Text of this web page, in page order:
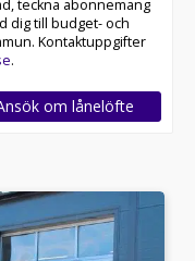
teckna abonnemang
dig till budget- och
Kontaktuppgifter
.
om lånelöfte